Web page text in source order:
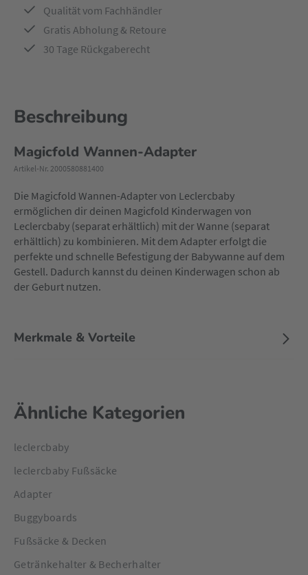
Qualität vom Fachhändler
Gratis Abholung & Retoure
30 Tage Rückgaberecht
Beschreibung
Magicfold Wannen-Adapter
Artikel-Nr. 2000580881400
Die Magicfold Wannen-Adapter von Leclercbaby
ermöglichen dir deinen Magicfold Kinderwagen von
Leclercbaby (separat erhältlich) mit der Wanne (separat
erhältlich) zu kombinieren. Mit dem Adapter erfolgt die
perfekte und schnelle Befestigung der Babywanne auf dem
Gestell. Dadurch kannst du deinen Kinderwagen schon ab
der Geburt nutzen.
Merkmale & Vorteile
Ähnliche Kategorien
leclercbaby
leclercbaby Fußsäcke
Adapter
Buggyboards
Fußsäcke & Decken
Getränkehalter & Becherhalter